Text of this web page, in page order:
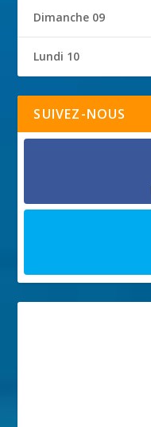
Dimanche 09
Lundi 10
SUIVEZ-NOUS